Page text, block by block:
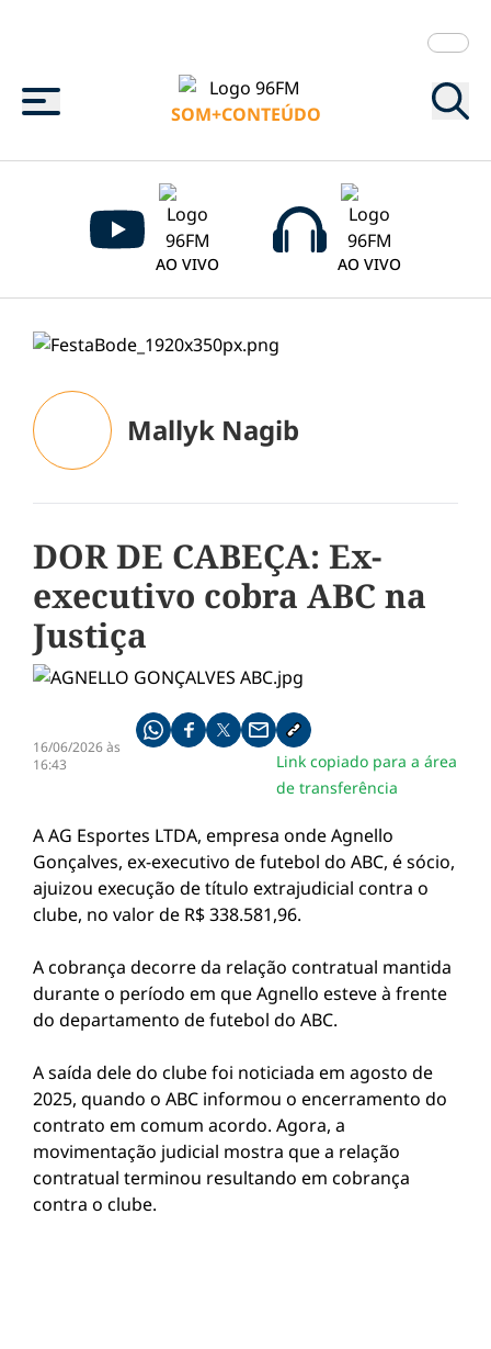
Menu
SOM+CONTEÚDO
AO VIVO AO VIVO
Mallyk Nagib
DOR DE CABEÇA: Ex-
executivo cobra ABC na
Justiça
16/06/2026 às
16:43
Compartilhe pelo whatsapp
Compartilhar no facebook
Compartilhar no twitter
Compartilhe pelo email
Copiar link da notícia
Link copiado para a área
de transferência
A AG Esportes LTDA, empresa onde Agnello
Gonçalves, ex-executivo de futebol do ABC, é sócio,
ajuizou execução de título extrajudicial contra o
clube, no valor de R$ 338.581,96.
A cobrança decorre da relação contratual mantida
durante o período em que Agnello esteve à frente
do departamento de futebol do ABC.
A saída dele do clube foi noticiada em agosto de
2025, quando o ABC informou o encerramento do
contrato em comum acordo. Agora, a
movimentação judicial mostra que a relação
contratual terminou resultando em cobrança
contra o clube.